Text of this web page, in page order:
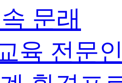
문래
육 전문